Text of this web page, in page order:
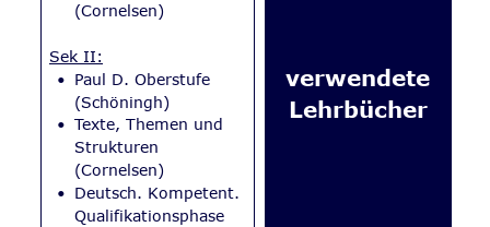
verwendete
Lehrbücher
(Cornelsen)
Sek II:
• Paul D. Oberstufe
(Schöningh)
• Texte, Themen und
Strukturen
(Cornelsen)
• Deutsch. Kompetent.
Qualifikationsphase